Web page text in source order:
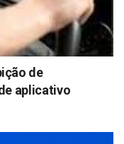
de
aplicativo